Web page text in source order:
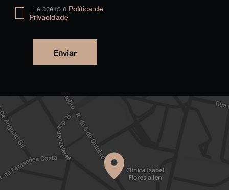
Li e aceito a Política de
Privacidade
Enviar